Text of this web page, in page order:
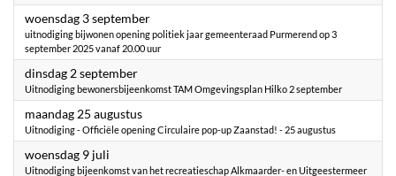
woensdag 3 september2025
uitnodiging bijwonen opening politiek jaar gemeenteraad Purmerend op 3
september 2025 vanaf 20.00 uur
dinsdag 2 september2025
Uitnodiging bewonersbijeenkomst TAM Omgevingsplan Hilko 2 september
maandag 25 augustus2025
Uitnodiging - Officiële opening Circulaire pop-up Zaanstad! - 25 augustus
woensdag 9 juli
Uitnodiging bijeenkomst van het recreatieschap Alkmaarder- en Uitgeestermeer